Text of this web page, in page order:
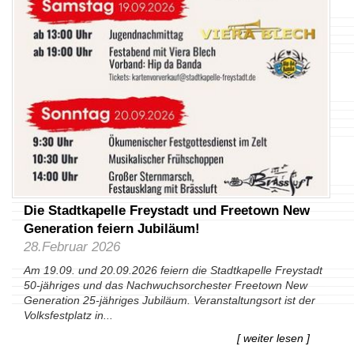
Die Stadtkapelle Freystadt und Freetown New
Generation feiern Jubiläum!
28.Februar 2026
Am 19.09. und 20.09.2026 feiern die Stadtkapelle Freystadt
50-jähriges und das Nachwuchsorchester Freetown New
Generation 25-jähriges Jubiläum. Veranstaltungsort ist der
Volksfestplatz in...
[ weiter lesen ]